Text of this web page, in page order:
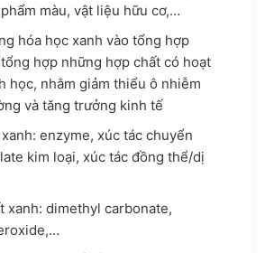
màu, vật liệu hữu cơ,…
hóa học xanh vào tổng hợp
hợp những hợp chất có hoạt
học, nhằm giảm thiểu ô nhiễm
và tăng trưởng kinh tế
enzyme, xúc tác chuyển
kim loại, xúc tác đồng thể/dị
xanh: dimethyl carbonate,